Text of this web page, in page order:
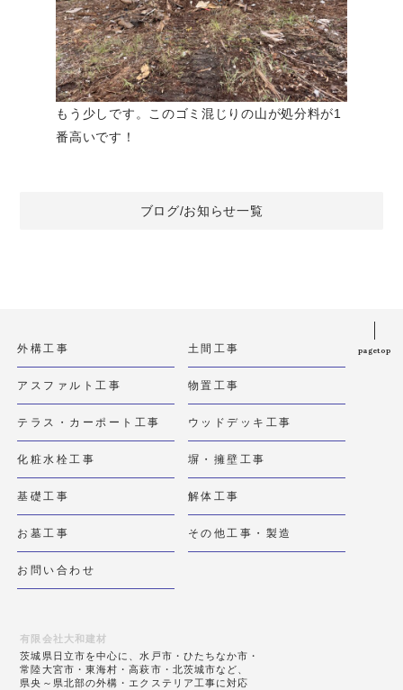
もう少しです。このゴミ混じりの山が処分料が1
番高いです！
ブログ/お知らせ一覧
外構工事 土間工事
アスファルト工事 物置工事
テラス・カーポート工事 ウッドデッキ工事
化粧水栓工事 塀・擁壁工事
基礎工事 解体工事
お墓工事 その他工事・製造
お問い合わせ
pagetop
有限会社大和建材
茨城県日立市を中心に、水戸市・ひたちなか市・
常陸大宮市・東海村・高萩市・北茨城市など、
県央～県北部の外構・エクステリア工事に対応